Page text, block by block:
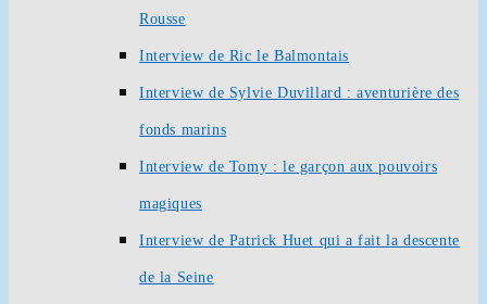
Rousse
Interview de Ric le Balmontais
Interview de Sylvie Duvillard : aventurière des
fonds marins
Interview de Tomy : le garçon aux pouvoirs
magiques
Interview de Patrick Huet qui a fait la descente
de la Seine